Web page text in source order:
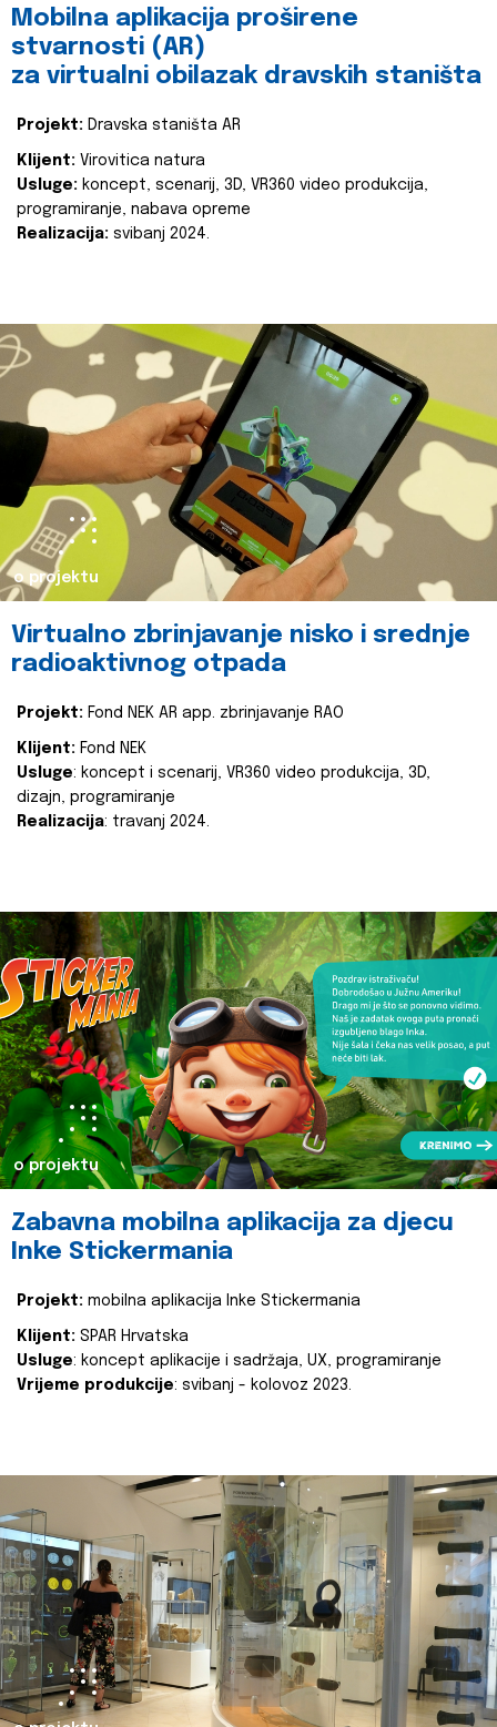
Mobilna aplikacija proširene
stvarnosti (AR)
za virtualni obilazak dravskih staništa
Projekt: Dravska staništa AR
Klijent: Virovitica natura
Usluge: koncept, scenarij, 3D, VR360 video produkcija,
programiranje, nabava opreme
Realizacija: svibanj 2024.
o projektu
Virtualno zbrinjavanje nisko i srednje
radioaktivnog otpada
Projekt: Fond NEK AR app. zbrinjavanje RAO
Klijent: Fond NEK
Usluge: koncept i scenarij, VR360 video produkcija, 3D,
dizajn, programiranje
Realizacija: travanj 2024.
o projektu
Zabavna mobilna aplikacija za djecu
Inke Stickermania
Projekt: mobilna aplikacija Inke Stickermania
Klijent: SPAR Hrvatska
Usluge: koncept aplikacije i sadržaja, UX, programiranje
Vrijeme produkcije: svibanj - kolovoz 2023.